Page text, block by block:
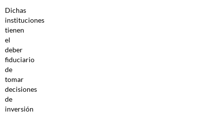
Dichas
instituciones
tienen
el
deber
fiduciario
de
tomar
decisiones
de
inversión